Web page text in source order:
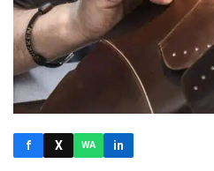
f X WA in